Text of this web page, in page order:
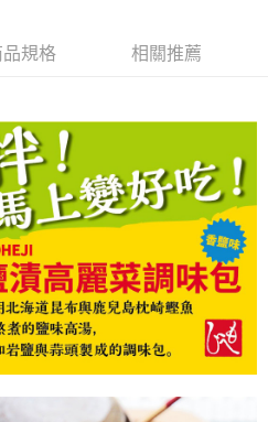
付款。
後，即可完成結帳。
通知簡訊。
擊此簡訊中的連結，可透過四大超商／
款，方視為交易完成。
刻繳費，但若您需要取消訂單，請聯絡
之訂單仍視為有效，需透過AFTEE先享
付 」之結帳頁面顯示為準，若有關於
等相關疑問，請聯繫「AFTEE先享後付
support/home
供之「AFTEE先享後付」服務完成之交
)免運費
品規格 相關推薦